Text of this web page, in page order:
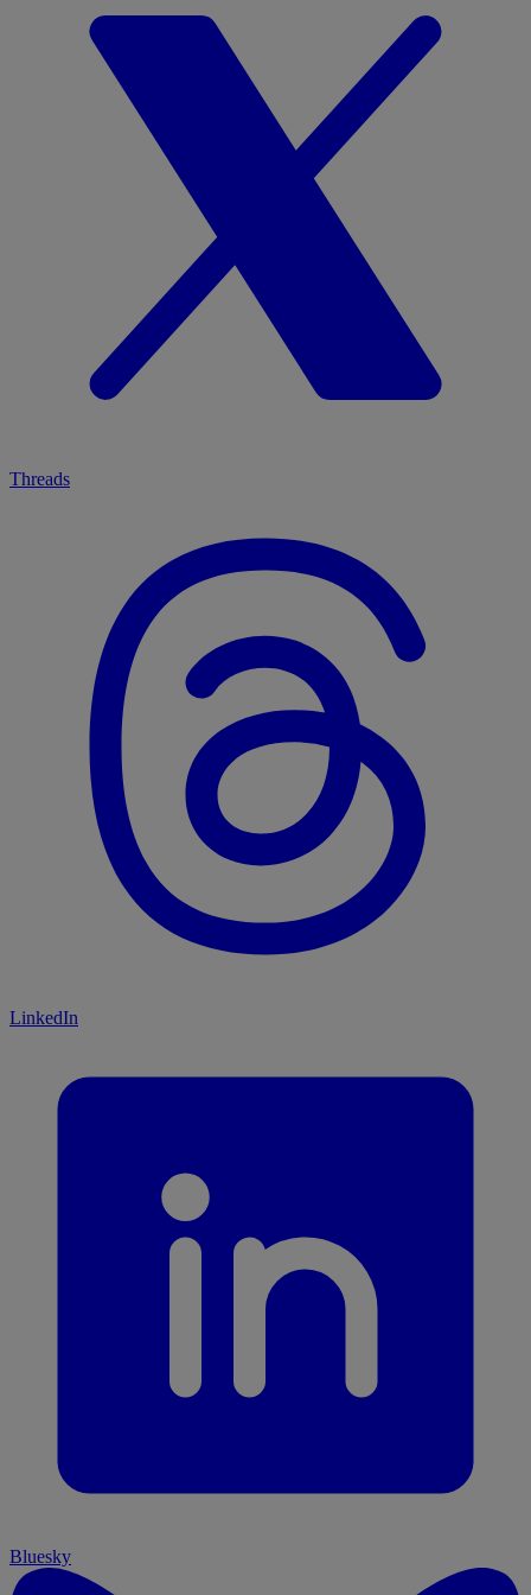
Threads
LinkedIn
Bluesky